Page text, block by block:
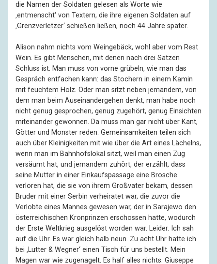
die Namen der Soldaten gelesen als Worte wie
‚entmenscht‘ von Textern, die ihre eigenen Soldaten auf
‚Grenzverletzer‘ schießen ließen, noch 44 Jahre später.
Alison nahm nichts vom Weingebäck, wohl aber vom Rest
Wein. Es gibt Menschen, mit denen nach drei Sätzen
Schluss ist. Man muss von vorne grübeln, wie man das
Gespräch entfachen kann: das Stochern in einem Kamin
mit feuchtem Holz. Oder man sitzt neben jemandem, von
dem man beim Auseinandergehen denkt, man habe noch
nicht genug gesprochen, genug zugehört, genug Einsichten
miteinander gewonnen. Da muss man gar nicht über Kant,
Götter und Monster reden. Gemeinsamkeiten teilen sich
auch über Kleinigkeiten mit wie über die Art eines Lächelns,
wenn man im Bahnhofslokal sitzt, weil man einen Zug
versäumt hat, und jemandem zuhört, der erzählt, dass
seine Mutter in einer Einkaufspassage eine Brosche
verloren hat, die sie von ihrem Großvater bekam, dessen
Bruder mit einer Serbin verheiratet war, die zuvor die
Verlobte eines Mannes gewesen war, der in Sarajewo den
österreichischen Kronprinzen erschossen hatte, wodurch
der Erste Weltkrieg ausgelöst worden war. Leider. Ich sah
auf die Uhr. Es war gleich halb neun. Zu acht Uhr hatte ich
bei ‚Lutter & Wegner‘ einen Tisch für uns bestellt. Mein
Magen war wie zugenagelt. Es half alles nichts. Giuseppe